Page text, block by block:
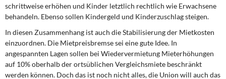
schrittweise erhöhen und Kinder letztlich rechtlich wie Erwachsene
behandeln. Ebenso sollen Kindergeld und Kinderzuschlag steigen.
In diesen Zusammenhang ist auch die Stabilisierung der Mietkosten
einzuordnen. Die Mietpreisbremse sei eine gute Idee. In
angespannten Lagen sollen bei Wiedervermietung Mieterhöhungen
auf 10% oberhalb der ortsüblichen Vergleichsmiete beschränkt
werden können. Doch das ist noch nicht alles, die Union will auch das